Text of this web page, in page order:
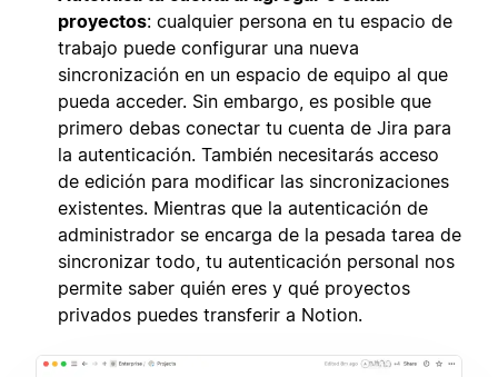
proyectos: cualquier persona en tu espacio de
trabajo puede configurar una nueva
sincronización en un espacio de equipo al que
pueda acceder. Sin embargo, es posible que
primero debas conectar tu cuenta de Jira para
la autenticación. También necesitarás acceso
de edición para modificar las sincronizaciones
existentes. Mientras que la autenticación de
administrador se encarga de la pesada tarea de
sincronizar todo, tu autenticación personal nos
permite saber quién eres y qué proyectos
privados puedes transferir a Notion.